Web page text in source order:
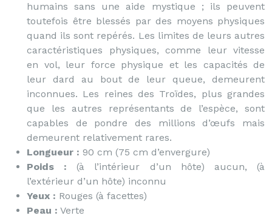
humains sans une aide mystique ; ils peuvent
toutefois être blessés par des moyens physiques
quand ils sont repérés. Les limites de leurs autres
caractéristiques physiques, comme leur vitesse
en vol, leur force physique et les capacités de
leur dard au bout de leur queue, demeurent
inconnues. Les reines des Troïdes, plus grandes
que les autres représentants de l’espèce, sont
capables de pondre des millions d’œufs mais
demeurent relativement rares.
Longueur : 90 cm (75 cm d’envergure)
Poids : (à l’intérieur d’un hôte) aucun, (à
l’extérieur d’un hôte) inconnu
Yeux : Rouges (à facettes)
Peau : Verte